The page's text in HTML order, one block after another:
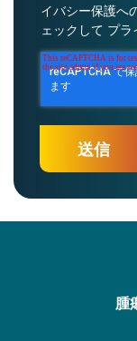
イバシー保護へ
ェックして プラ
腫